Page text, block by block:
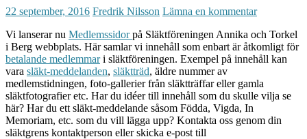
22 september, 2016 Fredrik Nilsson Lämna en kommentar
Vi lanserar nu Medlemssidorpå Släktföreningen Annika och Torkel
i Berg webbplats. Här samlar vi innehåll som enbart är åtkomligt för
betalande medlemmari släktföreningen. Exempel på innehåll kan
vara släkt-meddelanden, släktträd, äldre nummer av
medlemstidningen, foto-gallerier från släktträffar eller gamla
släktfotografier etc. Har du idéer till innehåll som du skulle vilja se
här? Har du ett släkt-meddelande såsom Födda, Vigda, In
Memoriam, etc. som du vill lägga upp? Kontakta oss genom din
släktgrens kontaktperson eller skicka e-post till